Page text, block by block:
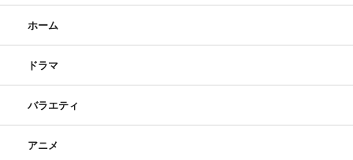
ホーム
ドラマ
バラエティ
アニメ